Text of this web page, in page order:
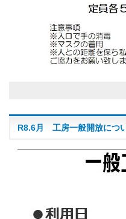
R8.6月 工房一般開放につ